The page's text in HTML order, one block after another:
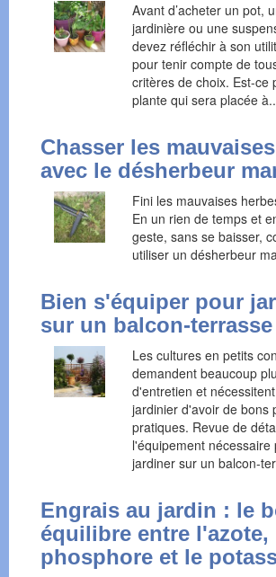
Avant d’acheter un pot,
jardinière ou une
devez réfléchir à son
pour tenir compte de
critères de choix. Est-ce
plante qui sera placée
Chasser les
avec le désherbeur
Fini les mauvaises
En un rien de temps et
geste, sans se baisser,
utiliser un désherbeur
Bien s'équiper pour
sur un balcon-terrasse
Les cultures en petits
demandent beaucoup
d'entretien et
jardinier d'avoir de bons
pratiques. Revue de
l'équipement nécessaire
jardiner sur un balcon-
Engrais au jardin : le
équilibre entre l'azote,
phosphore et le